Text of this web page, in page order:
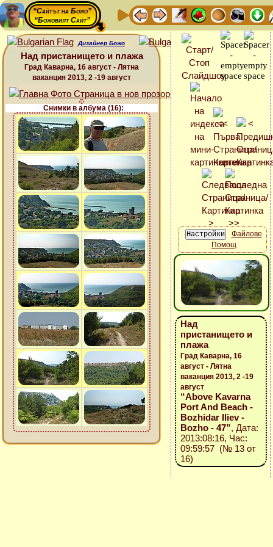
“Сайтът на Божо”
“Божовият Сайт”
Дизайнер Божо
Над пристанището и плажа
Град Каварна, 16 август - Лятна
ваканция 2013, 2 -19 август
Снимки в албума (16):
Файлове
Помощ
Над
пристанището и
плажа
Град Каварна, 16
август - Лятна
ваканция 2013, 2 -19
август
“Above Kavarna
Port And Beach -
Bozhidar Iliev -
Bozho - 47”, Дата:
2013:08:16, Час:
09:59:57 (№ 13 от
16)